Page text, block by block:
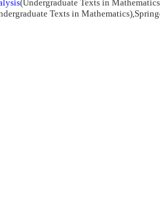
(Undergraduate Texts in
Texts in